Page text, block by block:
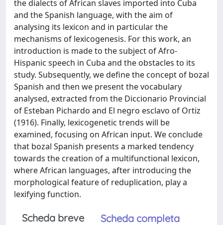
the dialects of African slaves imported into Cuba
and the Spanish language, with the aim of
analysing its lexicon and in particular the
mechanisms of lexicogenesis. For this work, an
introduction is made to the subject of Afro-
Hispanic speech in Cuba and the obstacles to its
study. Subsequently, we define the concept of bozal
Spanish and then we present the vocabulary
analysed, extracted from the Diccionario Provincial
of Esteban Pichardo and El negro esclavo of Ortiz
(1916). Finally, lexicogenetic trends will be
examined, focusing on African input. We conclude
that bozal Spanish presents a marked tendency
towards the creation of a multifunctional lexicon,
where African languages, after introducing the
morphological feature of reduplication, play a
lexifying function.
Scheda breve
Scheda completa